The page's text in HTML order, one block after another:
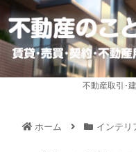
不動産取引･
ホーム インテリ